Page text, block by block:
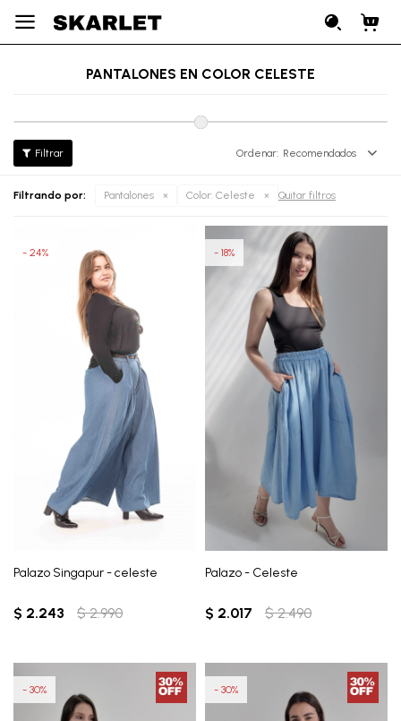

PANTALONES EN COLOR CELESTE
Recomendados
Filtrando por: Pantalones Color: Celeste Quitar filtros
Palazo Singapur - celeste
$ 2.243 $ 2.990
24
Palazo - Celeste
$ 2.017 $ 2.490
18
30 30